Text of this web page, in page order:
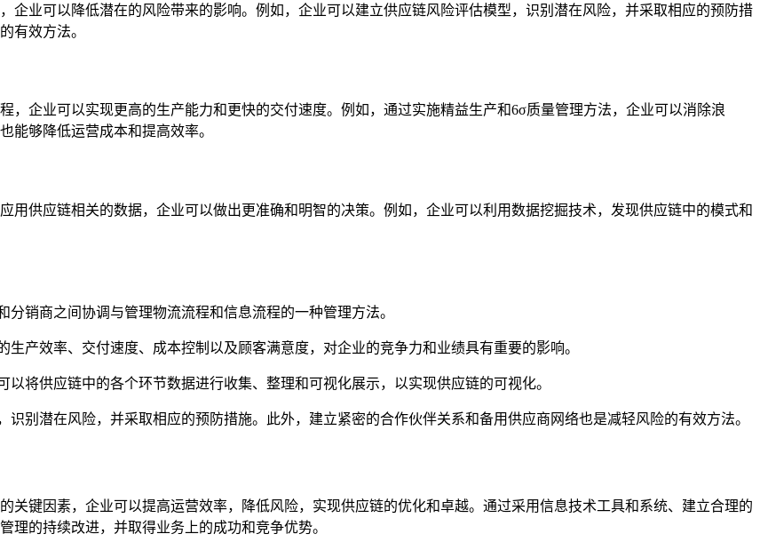
企业可以降低潜在的风险带来的影响。例如，企业可以建立供应链风险评估模型，识别潜在风险，并采取相应的预防措
有效方法。
，企业可以实现更高的生产能力和更快的交付速度。例如，通过实施精益生产和6σ质量管理方法，企业可以消除浪
能够降低运营成本和提高效率。
用供应链相关的数据，企业可以做出更准确和明智的决策。例如，企业可以利用数据挖掘技术，发现供应链中的模式和
销商之间协调与管理物流流程和信息流程的一种管理方法。
产效率、交付速度、成本控制以及顾客满意度，对企业的竞争力和业绩具有重要的影响。
将供应链中的各个环节数据进行收集、整理和可视化展示，以实现供应链的可视化。
别潜在风险，并采取相应的预防措施。此外，建立紧密的合作伙伴关系和备用供应商网络也是减轻风险的有效方法。
关键因素，企业可以提高运营效率，降低风险，实现供应链的优化和卓越。通过采用信息技术工具和系统、建立合理的
的持续改进，并取得业务上的成功和竞争优势。